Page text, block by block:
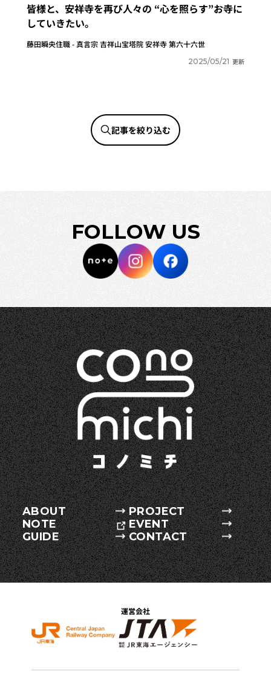
皆様と、安祥寺を再び人々の “心を照らす”お寺に
していきたい。
藤田瞬央住職 - 真言宗 吉祥山宝塔院 安祥寺 第六十六世
2025/05/21 更新
記事を絞り込む
FOLLOW US
ABOUT
PROJECT
NOTE
EVENT
GUIDE
CONTACT
運営会社